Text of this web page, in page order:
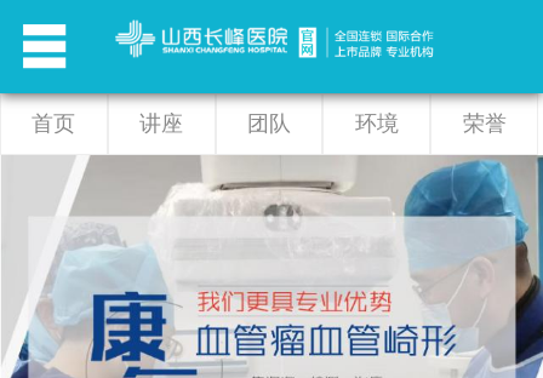
首页 讲座 团队 环境 荣誉